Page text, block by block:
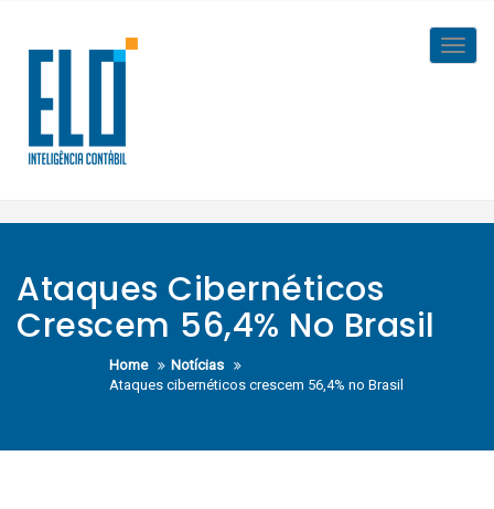
content
Ataques Cibernéticos
Crescem 56,4% No Brasil
Home
Notícias
Ataques cibernéticos crescem 56,4% no Brasil